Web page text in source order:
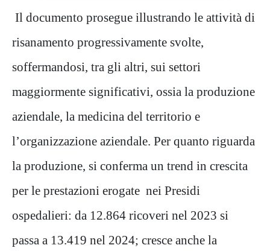
Il documento prosegue illustrando le attività di
risanamento progressivamente svolte,
soffermandosi, tra gli altri, sui settori
maggiormente significativi, ossia la produzione
aziendale, la medicina del territorio e
l’organizzazione aziendale. Per quanto riguarda
la produzione, si conferma un trend in crescita
per le prestazioni erogate nei Presidi
ospedalieri: da 12.864 ricoveri nel 2023 si
passa a 13.419 nel 2024; cresce anche la